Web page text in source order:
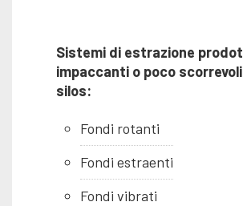
Sistemi di estrazione
impaccanti o poco
silos:
Fondi rotanti
Fondi estraenti
Fondi vibrati